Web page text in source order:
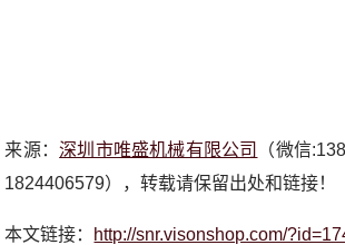
来源：深圳市唯盛机械有限公司
（微信
1824406579），转载请保留出处和链接！
本文链接： http://snr.visonshop.com/